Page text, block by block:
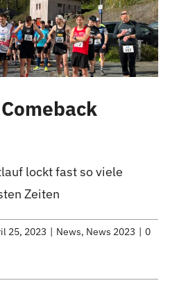
lockt fast so viele
Zeiten
25, 2023 | News, News 2023 | 0